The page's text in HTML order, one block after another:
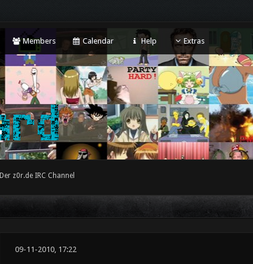
Members Calendar Help Extras
Der z0r.de IRC Channel
09-11-2010, 17:22